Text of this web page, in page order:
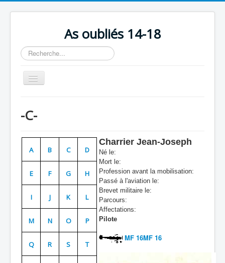
As oubliés 14-18
Rechercher
Basculer
la
Chronologie
Escadrilles
Organisation
Avions
Personnels
Doctrines
Batailles
Les As
-C-
A B C D
E F G H
I J K L
M N O P
Q R S T
Charrier Jean-Joseph
Né le:
Mort le:
Profession avant la mobilisation:
Passé à l'aviation le:
Brevet militaire le:
Parcours:
Affectations:
Pilote
MF 16MF 16